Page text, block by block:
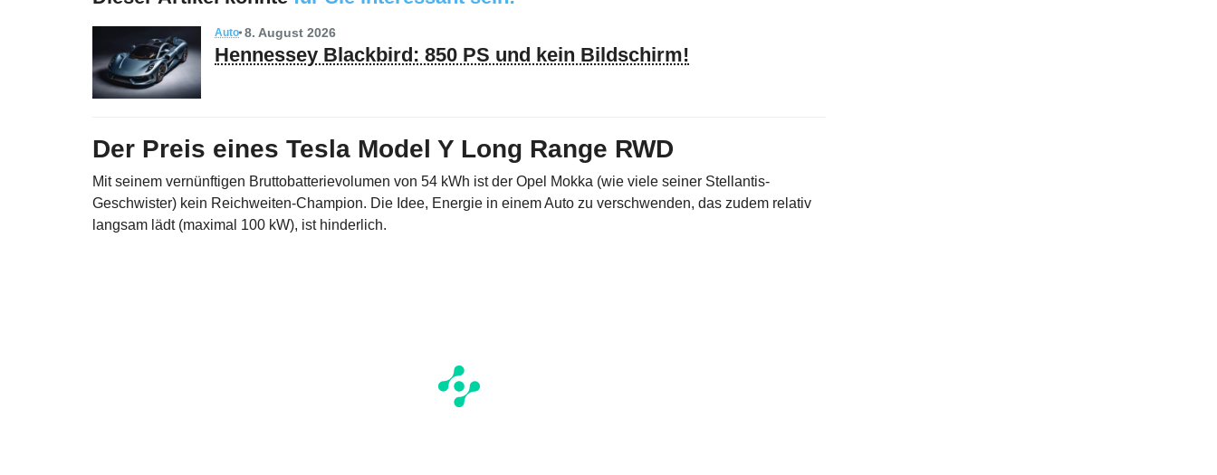
Auto 8. August 2026
Hennessey Blackbird: 850 PS und kein Bildschirm!
Der Preis eines Tesla Model Y Long Range RWD
Mit seinem vernünftigen Bruttobatterievolumen von 54 kWh ist der Opel Mokka (wie viele seiner Stellantis-
Geschwister) kein Reichweiten-Champion. Die Idee, Energie in einem Auto zu verschwenden, das zudem relativ
langsam lädt (maximal 100 kW), ist hinderlich.